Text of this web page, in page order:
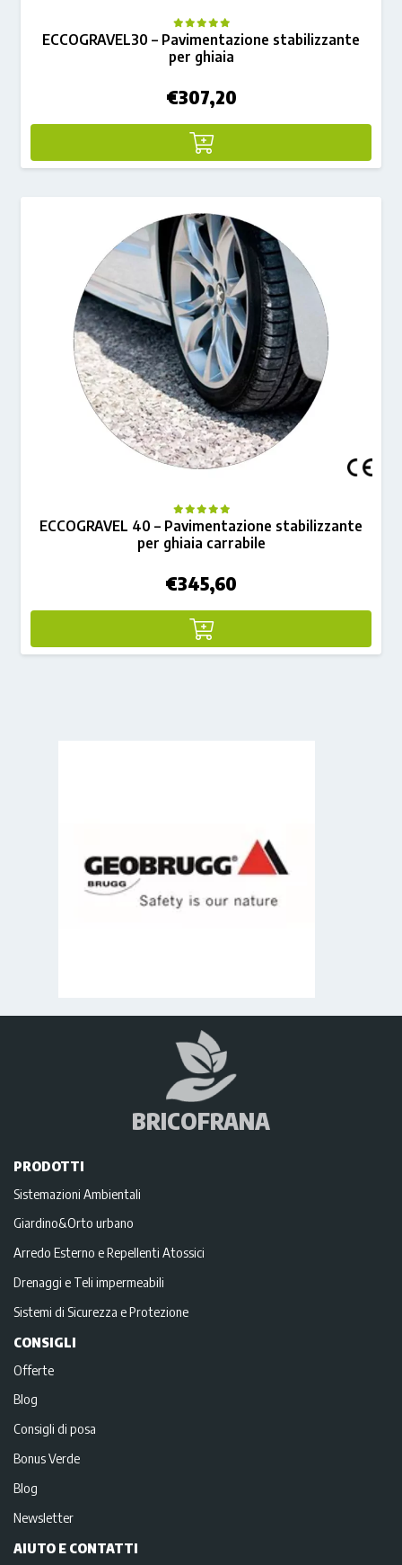
ECCOGRAVEL30 – Pavimentazione stabilizzante
per ghiaia
€307,20
ECCOGRAVEL 40 – Pavimentazione stabilizzante
per ghiaia carrabile
€345,60
BRICOFRANA
PRODOTTI
Sistemazioni Ambientali
Giardino&Orto urbano
Arredo Esterno e Repellenti Atossici
Drenaggi e Teli impermeabili
Sistemi di Sicurezza e Protezione
CONSIGLI
Offerte
Blog
Consigli di posa
Bonus Verde
Blog
Newsletter
AIUTO E CONTATTI